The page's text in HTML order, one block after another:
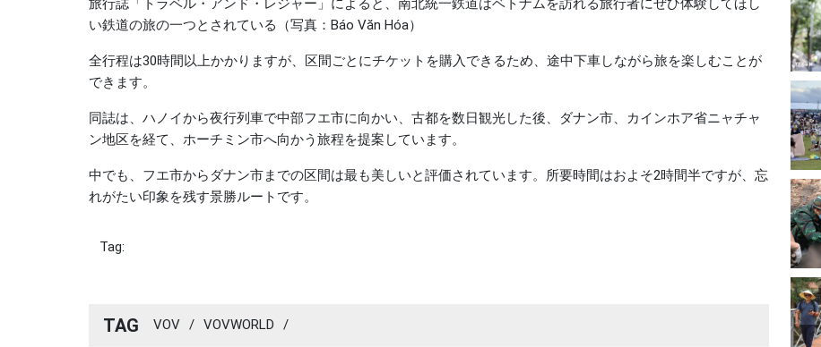
旅行誌「トラベル・アンド・レジャー」によると、南北統一鉄道はベトナムを訪れる旅行者にぜひ体験してほし
い鉄道の旅の一つとされている（写真：Báo Văn Hóa）
全行程は30時間以上かかりますが、区間ごとにチケットを購入できるため、途中下車しながら旅を楽しむことが
できます。
同誌は、ハノイから夜行列車で中部フエ市に向かい、古都を数日観光した後、ダナン市、カインホア省ニャチャ
ン地区を経て、ホーチミン市へ向かう旅程を提案しています。
中でも、フエ市からダナン市までの区間は最も美しいと評価されています。所要時間はおよそ2時間半ですが、忘
れがたい印象を残す景勝ルートです。
Tag:
TAG VOV / VOVWORLD /